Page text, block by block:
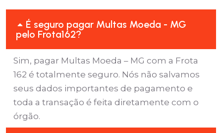
É seguro pagar Multas Moeda - MG
pelo Frota162?
Sim, pagar Multas Moeda – MG com a Frota
162 é totalmente seguro. Nós não salvamos
seus dados importantes de pagamento e
toda a transação é feita diretamente com o
órgão.